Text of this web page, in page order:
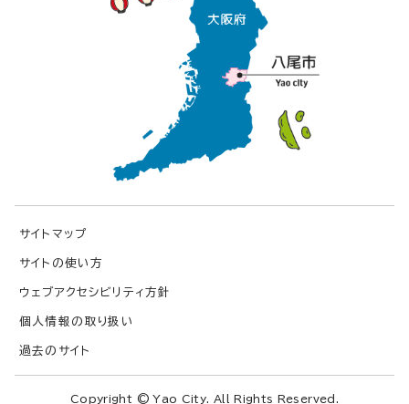
サイトマップ
サイトの使い方
ウェブアクセシビリティ方針
個人情報の取り扱い
過去のサイト
Copyright © Yao City. All Rights Reserved.